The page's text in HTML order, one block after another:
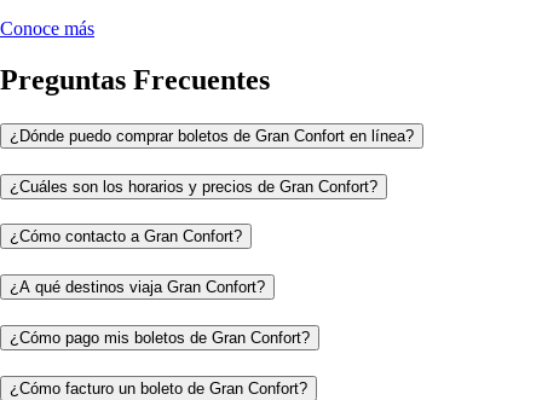
Conoce más
Preguntas Frecuentes
¿Dónde puedo comprar boletos de Gran Confort en línea?
¿Cuáles son los horarios y precios de Gran Confort?
¿Cómo contacto a Gran Confort?
¿A qué destinos viaja Gran Confort?
¿Cómo pago mis boletos de Gran Confort?
¿Cómo facturo un boleto de Gran Confort?